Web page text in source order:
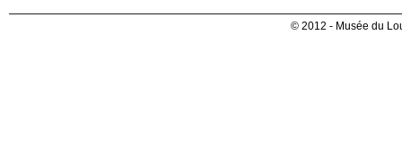
© 2012 - Musée du